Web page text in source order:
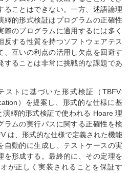
ることはできない。一方、述語論理
繹的形式検証はプログラムの正確性
のプログラムに適用するには多く
反する性質を持つソフトウェアテス
、互いの利点の活用し欠点を回避す
することは非常に挑戦的な課題であ
トに基づいた形式検証（TBFV:
）を提案し、形式的な仕様に基
繹的形式検証で使われる Hoare 理
ラムの実行パスに関する正確性を検
は、形式的な仕様で定義された機能
自動的に生成し、テストケースの実
を形成する。最終的に、その定理を
が正しく実装されることを保証す